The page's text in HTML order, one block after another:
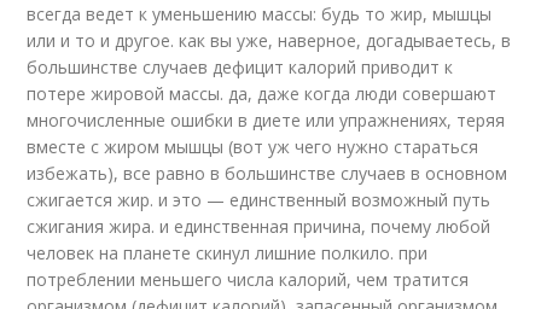
всегда ведет к уменьшению массы: будь то жир, мышцы
или и то и другое. как вы уже, наверное, догадываетесь, в
большинстве случаев дефицит калорий приводит к
потере жировой массы. да, даже когда люди совершают
многочисленные ошибки в диете или упражнениях, теряя
вместе с жиром мышцы (вот уж чего нужно стараться
избежать), все равно в большинстве случаев в основном
сжигается жир. и это — единственный возможный путь
сжигания жира. и единственная причина, почему любой
человек на планете скинул лишние полкило. при
потреблении меньшего числа калорий, чем тратится